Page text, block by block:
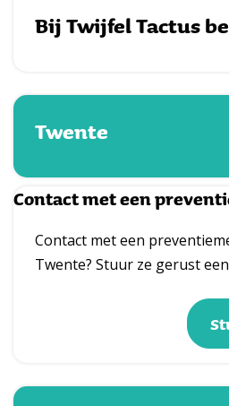
Bij Twijfel Tactus
Twente
Contact met een
Contact met een
Twente? Stuur ze gerust